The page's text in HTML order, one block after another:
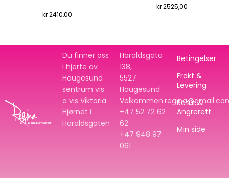
kr2410,00
kr2525,00
Du finner oss
i hjerte av
Haugesund
sentrum vis
a vis Viktoria
Hjørnet i
Haraldsgaten
Haraldsgata
138,
5527
Haugesund
+47 52 72 62
62
+47 948 97
061
Betingelser
Frakt &
Levering
Retur &
Angrerett
Min side